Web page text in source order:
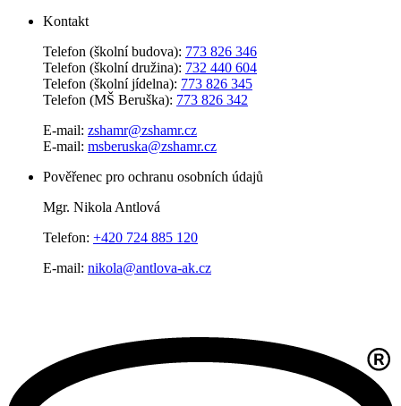
Kontakt
Telefon (školní budova): 773 826 346
Telefon (školní družina): 732 440 604
Telefon (školní jídelna): 773 826 345
Telefon (MŠ Beruška): 773 826 342
E-mail: zshamr@zshamr.cz
E-mail: msberuska@zshamr.cz
Pověřenec pro ochranu osobních údajů
Mgr. Nikola Antlová
Telefon: +420 724 885 120
E-mail: nikola@antlova-ak.cz